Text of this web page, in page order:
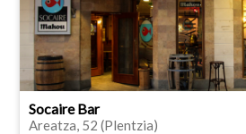
Socaire Bar
Areatza, 52 (Plentzia)